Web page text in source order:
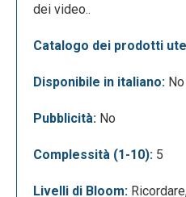
sottofondo musicale, testi
strumenti disponibili.
dei video..
Catalogo dei prodotti
Disponibile in italiano: No
Pubblicità: No
Complessità (1-10): 5
Livelli di Bloom: